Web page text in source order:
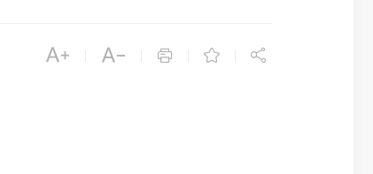
    